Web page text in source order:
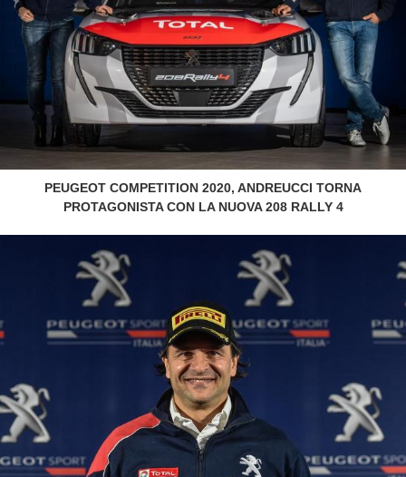
PEUGEOT COMPETITION 2020, ANDREUCCI TORNA
PROTAGONISTA CON LA NUOVA 208 RALLY 4